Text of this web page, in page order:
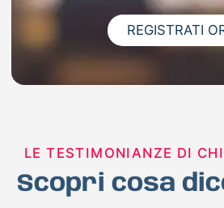
REGISTRATI
LE TESTIMONIANZE DI
Scopri cosa